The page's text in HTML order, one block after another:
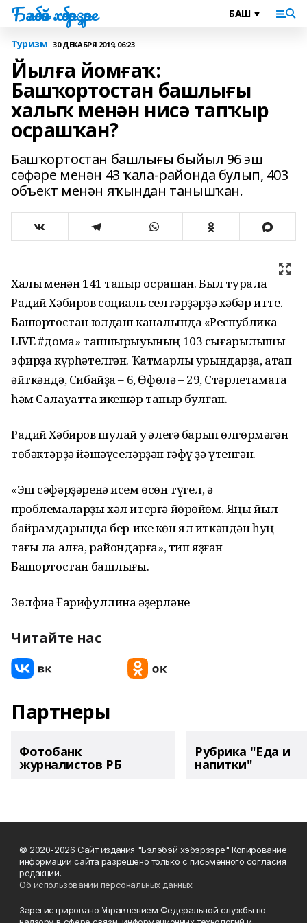
Бәләбәй хәбәрҙәре
Туризм 30 ДЕКАБРЯ 2019, 06:23
Йылға йомғаҡ:
Башҡортостан башлығы
халыҡ менән нисә тапҡыр
осрашҡан?
Башҡортостан башлығы быйыл 96 эш
сәфәре менән 43 ҡала-районда булып, 403
объект менән яҡындан танышҡан.
Халыҡ менән 141 тапҡыр осрашҡан. Был турала
Радий Хәбиров социаль селтәрҙәрҙә хәбәр итте.
Башҡортостан юлдаш каналында «Республика
LIVE #дома» тапшырыуының 103 сығарылышы
эфирҙа күрһәтелгән. Ҡатмарлы урындарҙа, атап
әйткәндә, Сибайҙа – 6, Өфөлә – 29, Стәрлетамаҡта
һәм Салауатта икешәр тапҡыр булған.
Радий Хәбиров шулай уҡ әлегә барып өлгөрмәгән
төбәктәрҙә йәшәүселәрҙән ғәфү ҙә үтенгән.
«Эш сәфәрҙәренә исем өсөн түгел, ә
проблемаларҙы хәл итергә йөрөйөм. Яңы йыл
байрамдарында бер-ике көн ял иткәндән һуң
тағы ла алға, райондарға», тип яҙған
Башҡортостан башлығы.
Зөлфиә Ғарифуллина әҙерләне
Читайте нас
Партнеры
Фотобанк
журналистов РБ
Рубрика "Еда и
напитки"
© 2020-2026 Сайт издания "Бэлэбэй хэбэрзэре" Копирование
информации сайта разрешено только с письменного согласия
редакции.
Об использовании персональных данных
Зарегистрировано Управлением Федеральной службы по